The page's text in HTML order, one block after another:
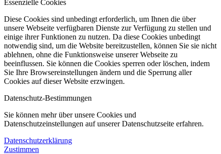
Essenzielle Cookies
Diese Cookies sind unbedingt erforderlich, um Ihnen die über
unsere Webseite verfügbaren Dienste zur Verfügung zu stellen und
einige ihrer Funktionen zu nutzen. Da diese Cookies unbedingt
notwendig sind, um die Website bereitzustellen, können Sie sie nicht
ablehnen, ohne die Funktionsweise unserer Webseite zu
beeinflussen. Sie können die Cookies sperren oder löschen, indem
Sie Ihre Browsereinstellungen ändern und die Sperrung aller
Cookies auf dieser Website erzwingen.
Datenschutz-Bestimmungen
Sie können mehr über unsere Cookies und
Datenschutzeinstellungen auf unserer Datenschutzseite erfahren.
Datenschutzerklärung
Zustimmen